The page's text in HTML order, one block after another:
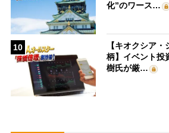
化”のワース…
10
【キオクシア
柄】イベント投
樹氏が厳…